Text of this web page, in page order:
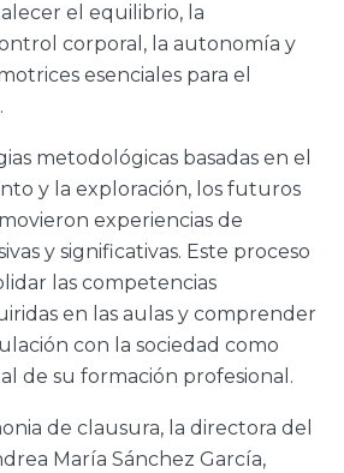
el equilibrio, la
corporal, la autonomía y
esenciales para el
metodológicas basadas en el
y la exploración, los futuros
experiencias de
y significativas. Este proceso
las competencias
en las aulas y comprender
con la sociedad como
de su formación profesional.
de clausura, la directora del
María Sánchez García,